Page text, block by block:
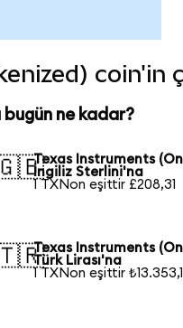
bugün ne kadar?
Texas Instruments
İngiliz Sterlini'na
1 TXNon eşittir £208,31
Texas Instruments
Türk Lirası'na
1 TXNon eşittir